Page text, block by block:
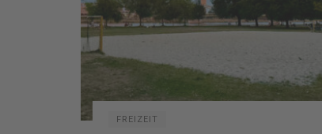
FREIZEIT